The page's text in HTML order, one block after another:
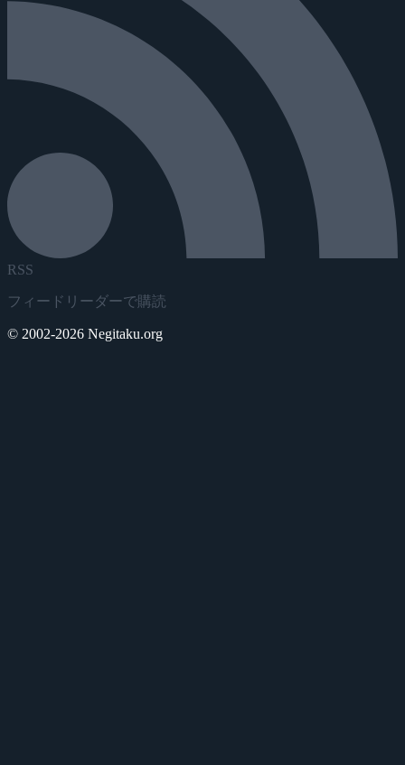
RSS
フィードリーダーで購読
© 2002-2026 Negitaku.org